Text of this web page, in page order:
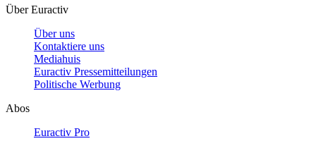
Über Euractiv
Über uns
Kontaktiere uns
Mediahuis
Euractiv Pressemitteilungen
Politische Werbung
Abos
Euractiv Pro